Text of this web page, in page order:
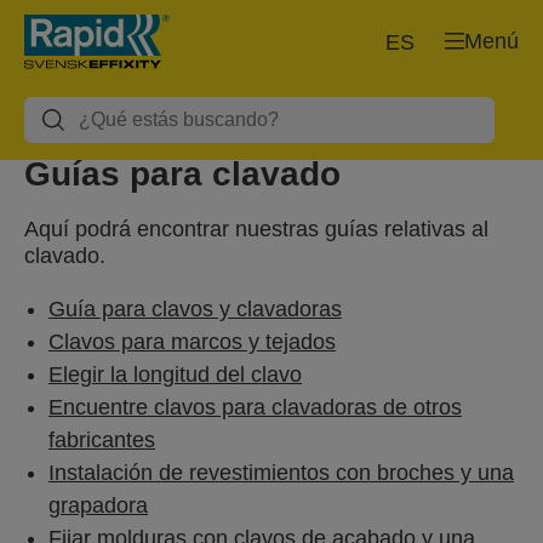
Menú
ES
Guías para clavado
Aquí podrá encontrar nuestras guías relativas al
clavado.
Guía para clavos y clavadoras
Clavos para marcos y tejados
Elegir la longitud del clavo
Encuentre clavos para clavadoras de otros
fabricantes
Instalación de revestimientos con broches y una
grapadora
Fijar molduras con clavos de acabado y una